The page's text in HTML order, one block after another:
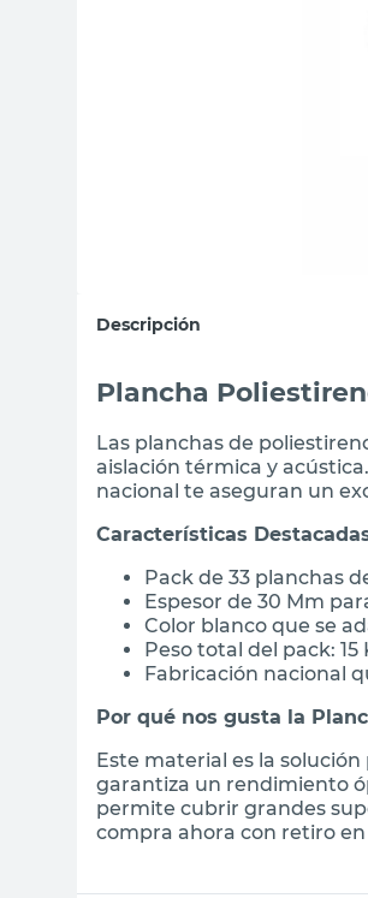
Descripción
Plancha
Las planchas de
aislación térmica y
nacional te aseguran un
Características
Pack de 33 planchas
Espesor de 30 Mm
Color blanco que se
Peso total del pack:
Fabricación nacional
Por qué nos gusta la
Este material es la
garantiza un rendimiento
permite cubrir grandes
compra ahora con retiro